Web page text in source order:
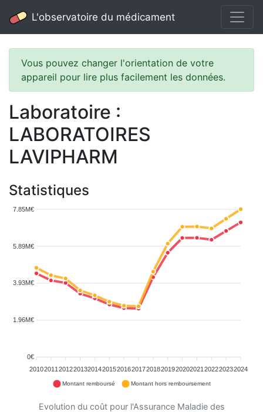
L'observatoire du médicament
Vous pouvez changer l'orientation de votre
appareil pour lire plus facilement les données.
Laboratoire :
LABORATOIRES
LAVIPHARM
Statistiques
7.85M€
5.89M€
3.93M€
1.96M€
0€
20102011 2012201320142015201620172018201920202021 202220232024
Montant remboursé Montant hors remboursement
Evolution du coût pour l'Assurance Maladie des